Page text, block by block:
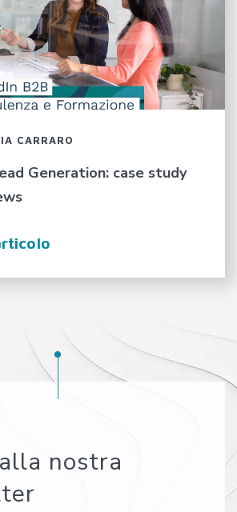
CARRARO
Generation: case study
nostra